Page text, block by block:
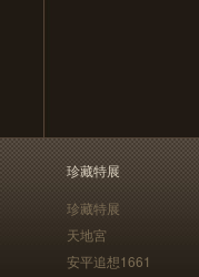
珍藏特展
珍藏特展
天地宮
安平追想1661